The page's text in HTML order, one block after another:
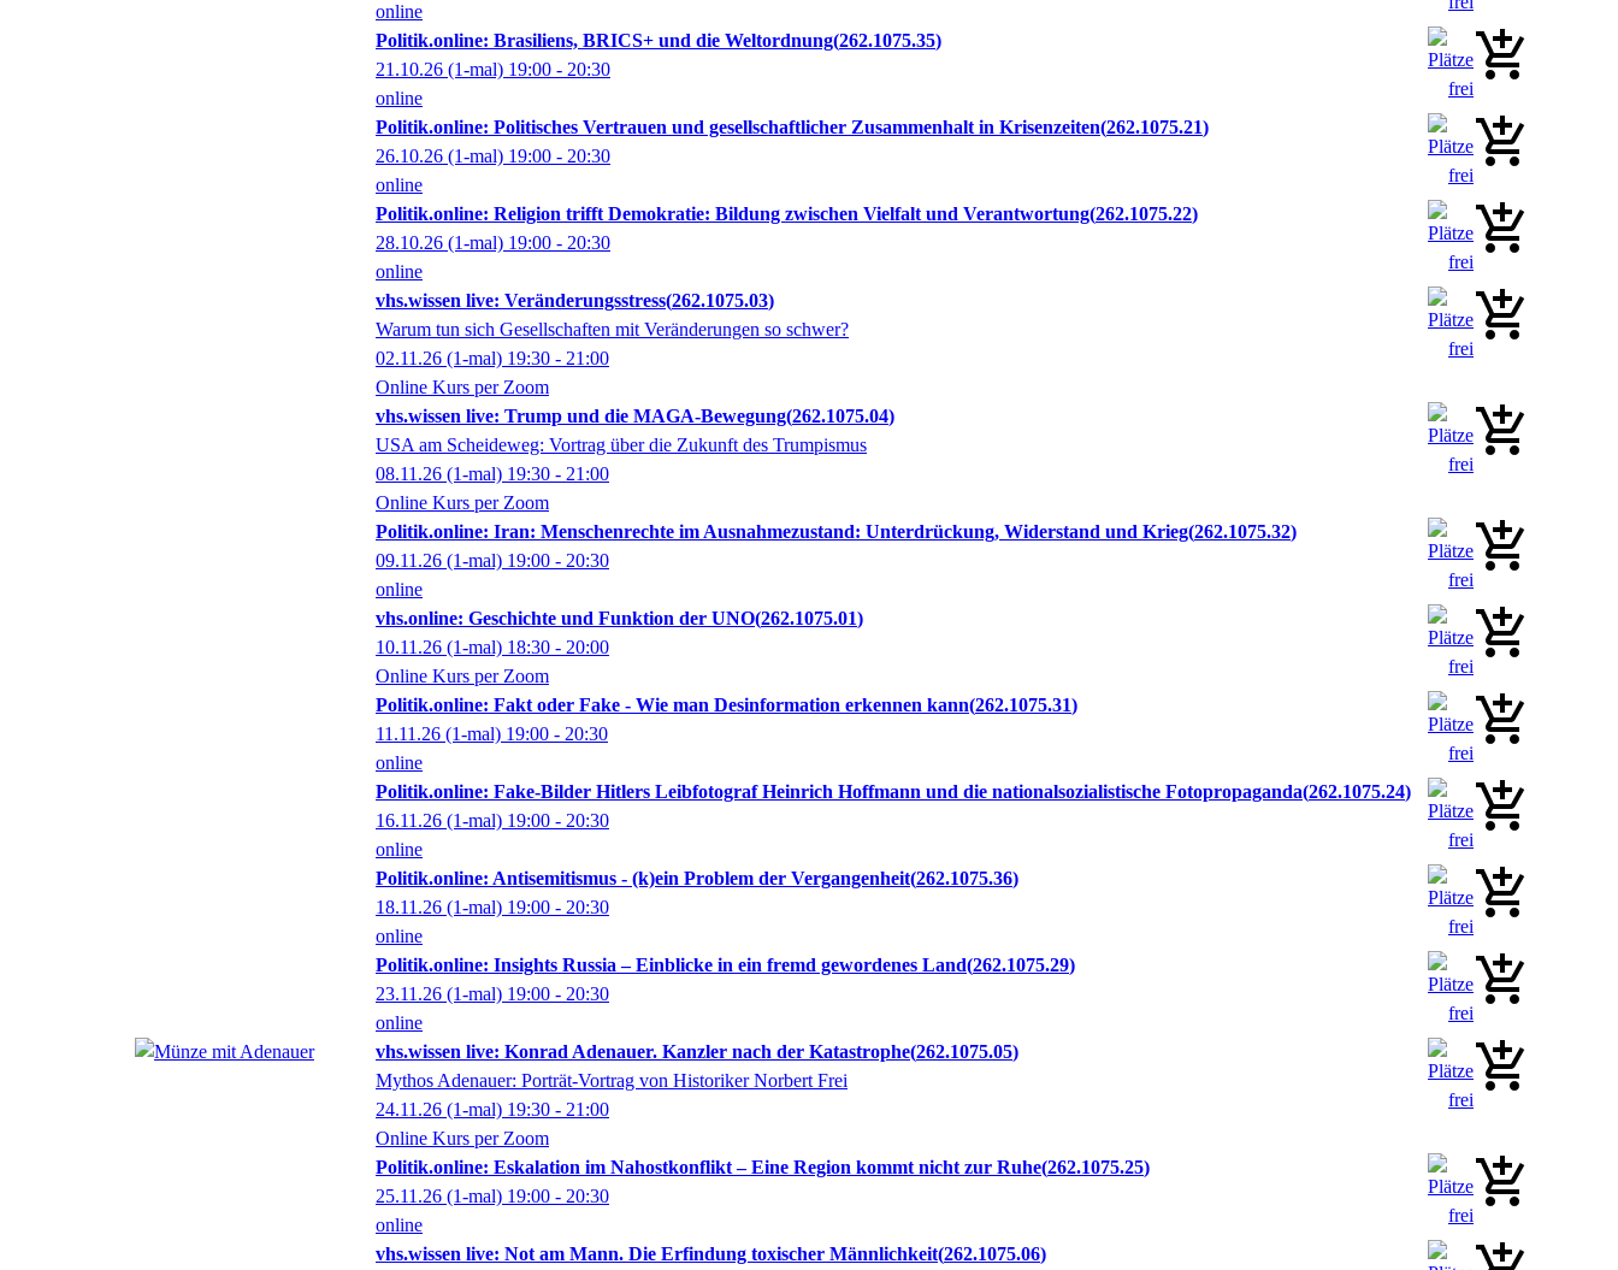
online
Politik.online: Brasiliens, BRICS+ und die Weltordnung 262.1075.35
21.10.26 (1-mal) 19:00 - 20:30
online
Politik.online: Politisches Vertrauen und gesellschaftlicher Zusammenhalt in Krisenzeiten 262.1075.21
26.10.26 (1-mal) 19:00 - 20:30
online
Politik.online: Religion trifft Demokratie: Bildung zwischen Vielfalt und Verantwortung 262.1075.22
28.10.26 (1-mal) 19:00 - 20:30
online
vhs.wissen live: Veränderungsstress 262.1075.03
Warum tun sich Gesellschaften mit Veränderungen so schwer?
02.11.26 (1-mal) 19:30 - 21:00
Online Kurs per Zoom
vhs.wissen live: Trump und die MAGA-Bewegung 262.1075.04
USA am Scheideweg: Vortrag über die Zukunft des Trumpismus
08.11.26 (1-mal) 19:30 - 21:00
Online Kurs per Zoom
Politik.online: Iran: Menschenrechte im Ausnahmezustand: Unterdrückung, Widerstand und Krieg 262.1075.32
09.11.26 (1-mal) 19:00 - 20:30
online
vhs.online: Geschichte und Funktion der UNO 262.1075.01
10.11.26 (1-mal) 18:30 - 20:00
Online Kurs per Zoom
Politik.online: Fakt oder Fake - Wie man Desinformation erkennen kann 262.1075.31
11.11.26 (1-mal) 19:00 - 20:30
online
Politik.online: Fake-Bilder Hitlers Leibfotograf Heinrich Hoffmann und die nationalsozialistische Fotopropaganda 262.1075.24
16.11.26 (1-mal) 19:00 - 20:30
online
Politik.online: Antisemitismus - (k)ein Problem der Vergangenheit 262.1075.36
18.11.26 (1-mal) 19:00 - 20:30
online
Politik.online: Insights Russia – Einblicke in ein fremd gewordenes Land 262.1075.29
23.11.26 (1-mal) 19:00 - 20:30
online
vhs.wissen live: Konrad Adenauer. Kanzler nach der Katastrophe 262.1075.05
Mythos Adenauer: Porträt-Vortrag von Historiker Norbert Frei
24.11.26 (1-mal) 19:30 - 21:00
Online Kurs per Zoom
Politik.online: Eskalation im Nahostkonflikt – Eine Region kommt nicht zur Ruhe 262.1075.25
25.11.26 (1-mal) 19:00 - 20:30
online
vhs.wissen live: Not am Mann. Die Erfindung toxischer Männlichkeit 262.1075.06